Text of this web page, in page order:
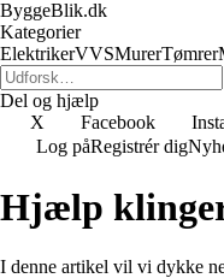
ByggeBlik.dk
Kategorier
ElektrikerVVSMurerTømrer
Del og hjælp
X
Facebook
Log påRegistrér dig
Hjælp
I denne artikel vil vi dykke